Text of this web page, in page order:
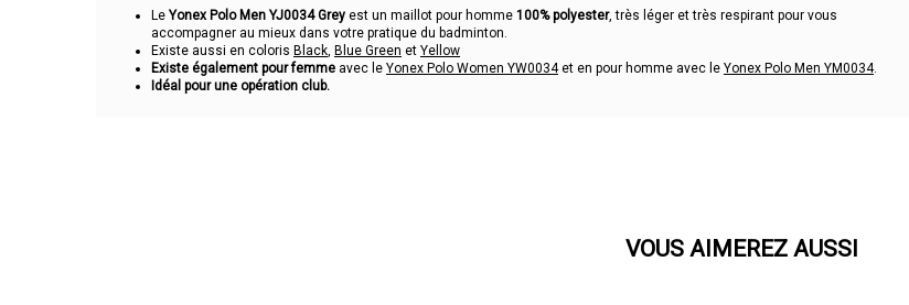
Le Yonex Polo Men YJ0034 Grey est un maillot pour homme 100% polyester, très léger et très respirant pour vous
accompagner au mieux dans votre pratique du badminton.
Existe aussi en coloris Black, Blue Green et Yellow
Existe également pour femme avec le Yonex Polo Women YW0034et en pour homme avec le Yonex Polo Men YM0034.
Idéal pour une opération club.
VOUS AIMEREZ AUSSI